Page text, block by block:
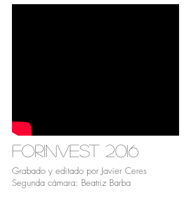
forinvest 2016
Grabado y editado por Javier Ceres
Segunda cámara: Beatriz Barba